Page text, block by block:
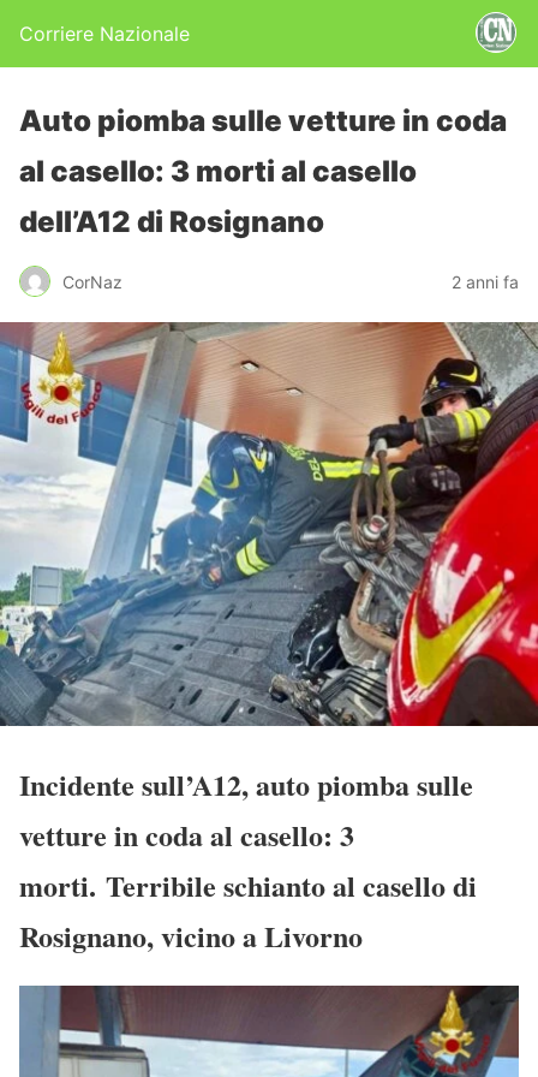
Corriere Nazionale
Auto piomba sulle vetture in coda
al casello: 3 morti al casello
dell’A12 di Rosignano
CorNaz 2 anni fa
Incidente sull’A12, auto piomba sulle
vetture in coda al casello: 3
morti. Terribile schianto al casello di
Rosignano, vicino a Livorno